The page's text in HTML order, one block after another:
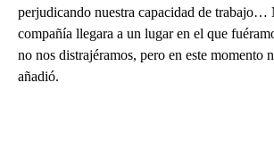
perjudicando nuestra capacidad de trabajo…
compañía llegara a un lugar en el que
no nos distrajéramos, pero en este momento
añadió.